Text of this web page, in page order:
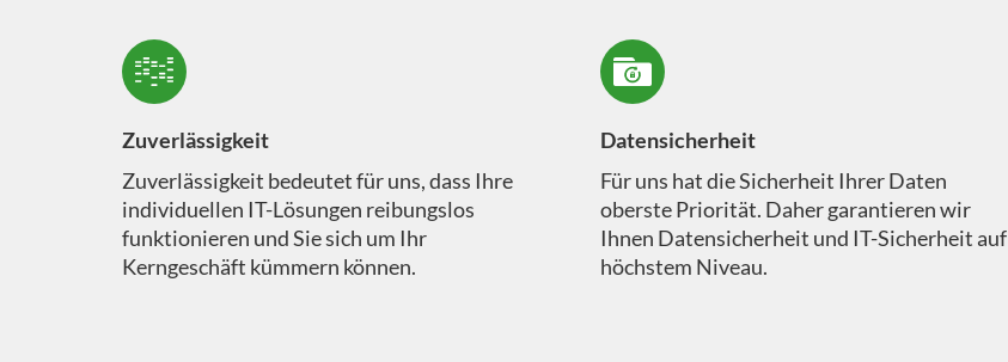
Zuverlässigkeit
Zuverlässigkeit bedeutet für uns, dass Ihre
individuellen IT-Lösungen reibungslos
funktionieren und Sie sich um Ihr
Kerngeschäft kümmern können.
Datensicherheit
Für uns hat die Sicherheit Ihrer Daten
oberste Priorität. Daher garantieren wir
Ihnen Datensicherheit und IT-Sicherheit auf
höchstem Niveau.